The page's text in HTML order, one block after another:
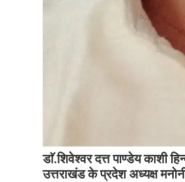
डाॅ.शिवेश्वर दत्त पाण्डेय काशी
उत्तराखंड के प्रदेश अध्यक्ष